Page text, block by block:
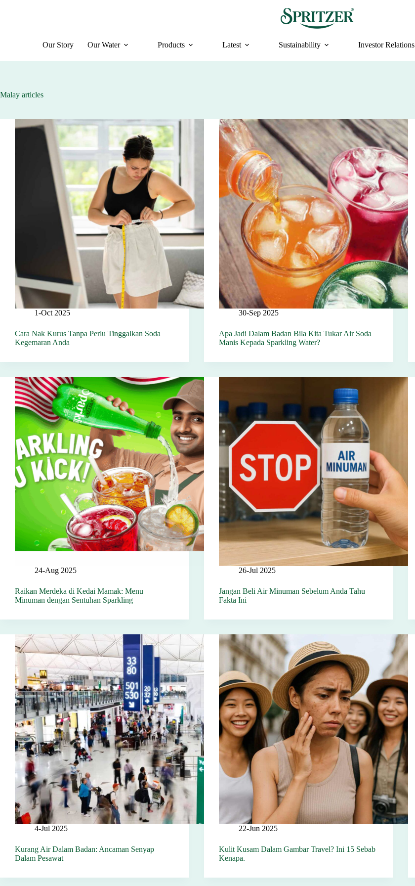
Our Story Our Water Products Latest Sustainability Investor Relations
Malay articles
1-Oct 2025
Cara Nak Kurus Tanpa Perlu Tinggalkan Soda
Kegemaran Anda
30-Sep 2025
Apa Jadi Dalam Badan Bila Kita Tukar Air Soda
Manis Kepada Sparkling Water?
24-Aug 2025
Raikan Merdeka di Kedai Mamak: Menu
Minuman dengan Sentuhan Sparkling
26-Jul 2025
Jangan Beli Air Minuman Sebelum Anda Tahu
Fakta Ini
4-Jul 2025
Kurang Air Dalam Badan: Ancaman Senyap
Dalam Pesawat
22-Jun 2025
Kulit Kusam Dalam Gambar Travel? Ini 15 Sebab
Kenapa.